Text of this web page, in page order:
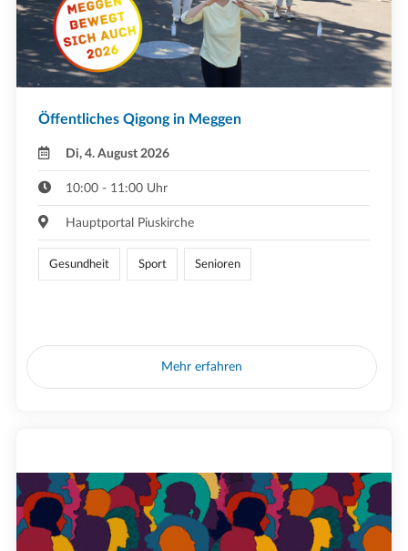
Öffentliches Qigong in Meggen
Di, 4. August 2026
10:00 - 11:00 Uhr
Hauptportal Piuskirche
Gesundheit Sport Senioren
Mehr erfahren